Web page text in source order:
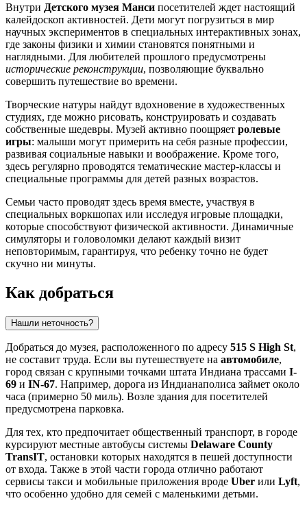
Внутри Детского музея Манси посетителей ждет настоящий
калейдоскоп активностей. Дети могут погрузиться в мир
научных экспериментов в специальных интерактивных зонах,
где законы физики и химии становятся понятными и
наглядными. Для любителей прошлого предусмотрены
исторические реконструкции, позволяющие буквально
совершить путешествие во времени.
Творческие натуры найдут вдохновение в художественных
студиях, где можно рисовать, конструировать и создавать
собственные шедевры. Музей активно поощряет ролевые
игры: малыши могут примерить на себя разные профессии,
развивая социальные навыки и воображение. Кроме того,
здесь регулярно проводятся тематические мастер-классы и
специальные программы для детей разных возрастов.
Семьи часто проводят здесь время вместе, участвуя в
специальных воркшопах или исследуя игровые площадки,
которые способствуют физической активности. Динамичные
симуляторы и головоломки делают каждый визит
неповторимым, гарантируя, что ребенку точно не будет
скучно ни минуты.
Как добраться
Нашли неточность?
Добраться до музея, расположенного по адресу 515 S High St,
не составит труда. Если вы путешествуете на автомобиле,
город связан с крупными точками штата Индиана трассами I-
69 и IN-67. Например, дорога из Индианаполиса займет около
часа (примерно 50 миль). Возле здания для посетителей
предусмотрена парковка.
Для тех, кто предпочитает общественный транспорт, в городе
курсируют местные автобусы системы Delaware County
TransIT, остановки которых находятся в пешей доступности
от входа. Также в этой части города отлично работают
сервисы такси и мобильные приложения вроде Uber или Lyft,
что особенно удобно для семей с маленькими детьми.